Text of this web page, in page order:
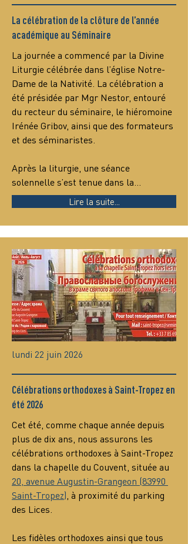
La célébration de la clôture de l’année
académique au Séminaire
La journée a commencé par la Divine
Liturgie célébrée dans l’église Notre-
Dame de la Nativité. La célébration a
été présidée par Mgr Nestor, entouré
du recteur du séminaire, le hiéromoine
Irénée Gribov, ainsi que des formateurs
et des séminaristes.
Après la liturgie, une séance
solennelle s’est tenue dans la…
Lire la suite...
lundi 22 juin 2026
Célébrations orthodoxes à Saint-Tropez en
été 2026
Cet été, comme chaque année depuis
plus de dix ans, nous assurons les
célébrations orthodoxes à Saint-Tropez
dans la chapelle du Couvent, située au
20, avenue Augustin-Grangeon (83990
Saint-Tropez), à proximité du parking
des Lices.
Les fidèles orthodoxes ainsi que tous